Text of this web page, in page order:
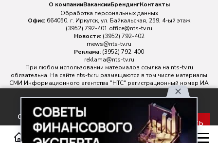
соглашаетесь с правилами
обработки персональных
Принять
О компанииВакансииБрендингКонтакты
Обработка персональных данных
Офис: 664050, г. Иркутск, ул. Байкальская, 259, 4-ый этаж
(3952) 792-401 office@nts-tv.ru
Новости: (3952) 792-402
rnews@nts-tv.ru
Реклама: (3952) 792-400
reklama@nts-tv.ru
При любом использовании материалов ссылка на nts-tv.ru
обязательна. На сайте nts-tv.ru размещаются в том числе материалы
СМИ Информационного агентства "НТС" регистрационный номер ИА
№ ФС 77 - 88763 зарегистрировано Федеральной службой по
надзору в сфере связи, информационных технологий и массовых
Главный редактор ИА "НТС" Иштулкин Евгений Александрович
16+